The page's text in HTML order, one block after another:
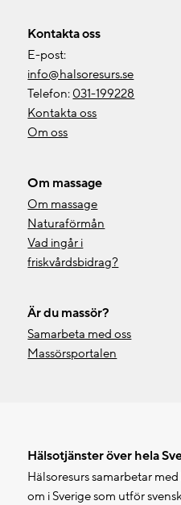
Kontakta oss
E-post:
info@halsoresurs.se
Telefon: 031-199228
Kontakta oss
Om oss
Om massage
Om massage
Naturaförmån
Vad ingår i
friskvårdsbidrag?
Är du massör?
Samarbeta med oss
Massörsportalen
Hälsotjänster över hela
Hälsoresurs samarbetar
om i Sverige som utför